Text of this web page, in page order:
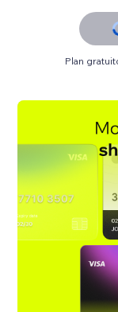
Plan